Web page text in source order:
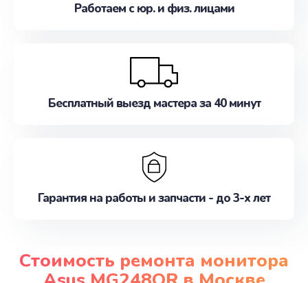
Работаем с юр. и физ. лицами
Бесплатный выезд мастера за 40 минут
Гарантия на работы и запчасти - до 3-х лет
Стоимость ремонта монитора